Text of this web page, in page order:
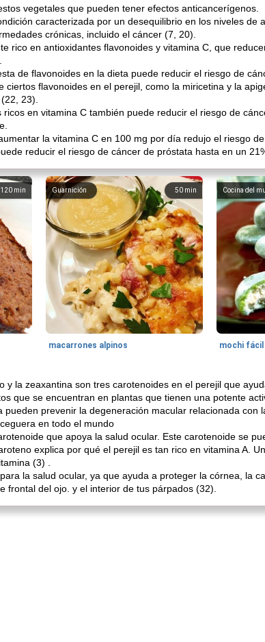
vegetales que pueden tener efectos anticancerígenos.
caracterizada por un desequilibrio en los niveles de
crónicas, incluido el cáncer (7, 20).
rico en antioxidantes flavonoides y vitamina C, que
de flavonoides en la dieta puede reducir el riesgo de
ciertos flavonoides en el perejil, como la miricetina y la
23).
en vitamina C también puede reducir el riesgo de
la vitamina C en 100 mg por día redujo el riesgo
reducir el riesgo de cáncer de próstata hasta en un
120 min 50 min
Guarnición
macarrones alpinos
Cocina del
mochi fácil
y la zeaxantina son tres carotenoides en el perejil que
que se encuentran en plantas que tienen una potente
pueden prevenir la degeneración macular relacionada
en todo el mundo
que apoya la salud ocular. Este carotenoide se
explica por qué el perejil es tan rico en vitamina A.
(3) .
la salud ocular, ya que ayuda a proteger la córnea, la
frontal del ojo. y el interior de tus párpados (32).